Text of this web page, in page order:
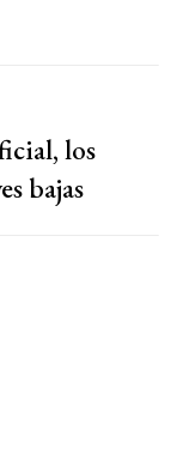
los
bajas